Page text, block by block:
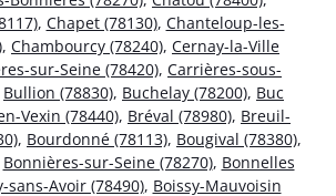
, Chapet (78130), Chanteloup-les-
, Chambourcy (78240), Cernay-la-Ville
sur-Seine (78420), Carrières-sous-
Bullion (78830), Buchelay (78200), Buc
Vexin (78440), Bréval (78980), Breuil-
, Bourdonné (78113), Bougival (78380),
Bonnières-sur-Seine (78270), Bonnelles
sans-Avoir (78490), Boissy-Mauvoisin